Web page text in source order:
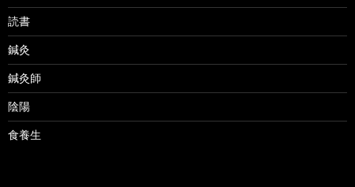
読書
鍼灸
鍼灸師
陰陽
食養生